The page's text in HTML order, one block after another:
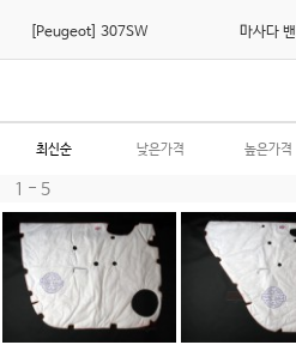
[Peugeot] 307SW 마사다 밴
최신순 낮은가격 높은가격
1 - 5